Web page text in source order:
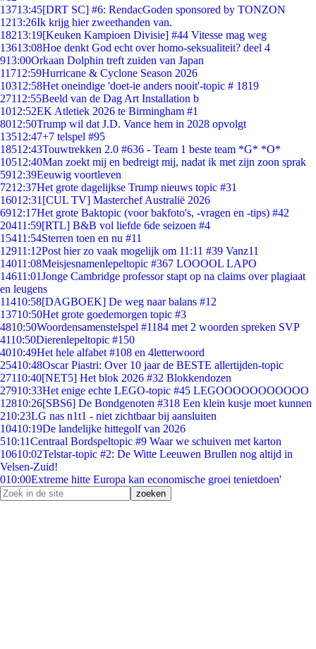
13713:45[DRT SC] #6: RendacGoden sponsored by TONZON
1213:26Ik krijg hier zweethanden van.
18213:19[Keuken Kampioen Divisie] #44 Vitesse mag weg
13613:08Hoe denkt God echt over homo-seksualiteit? deel 4
913:00Orkaan Dolphin treft zuiden van Japan
11712:59Hurricane & Cyclone Season 2026
10312:58Het oneindige 'doet-ie anders nooit'-topic # 1819
27112:55Beeld van de Dag Art Installation b
1012:52EK Atletiek 2026 te Birmingham #1
8012:50Trump wil dat J.D. Vance hem in 2028 opvolgt
13512:47+7 telspel #95
18512:43Touwtrekken 2.0 #636 - Team 1 beste team *G* *O*
10512:40Man zoekt mij en bedreigt mij, nadat ik met zijn zoon sprak
5912:39Eeuwig voortleven
7212:37Het grote dagelijkse Trump nieuws topic #31
16012:31 [CUL TV] Masterchef Australië 2026
6912:17Het grote Baktopic (voor bakfoto's, -vragen en -tips) #42
20411:59[RTL] B&B vol liefde 6de seizoen #4
15411:54Sterren toen en nu #11
12911:12Post hier zo vaak mogelijk om 11:11 #39 Vanz11
14011:08Meisjesnamenlepeltopic #367 LOOOOL LAPO
14611:01Jonge Cambridge professor stapt op na claims over plagiaat
en leugens
11410:58[DAGBOEK] De weg naar balans #12
13710:50Het grote goedemorgen topic #3
4810:50Woordensamenstelspel #1184 met 2 woorden spreken SVP
4110:50Dierenlepeltopic #150
4010:49Het hele alfabet #108 en 4letterwoord
25410:48Oscar Piastri: Over 10 jaar de BESTE allertijden-topic
27110:40[NET5] Het blok 2026 #32 Blokkendozen
27910:33Het enige echte LEGO-topic #45 LEGOOOOOOOOOOO
12810:26[SBS6] De Bondgenoten #318 Een klein kusje moet kunnen
210:23LG nas n1t1 - niet zichtbaar bij aansluiten
10410:19De landelijke hittegolf van 2026
510:11Centraal Bordspeltopic #9 Waar we schuiven met karton
10610:02Telstar-topic #2: De Witte Leeuwen Brullen nog altijd in
Velsen-Zuid!
010:00Extreme hitte Europa kan economische groei tenietdoen'